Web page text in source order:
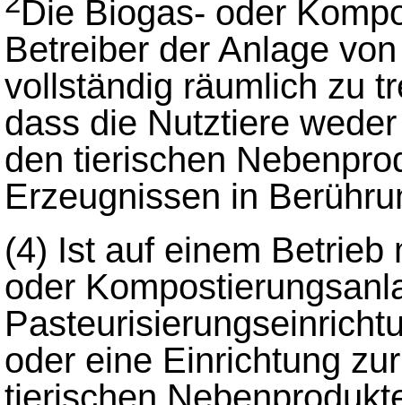
Die Biogas- oder
Betreiber der Anlage
vollständig räumlich zu
dass die Nutztiere
den tierischen
Erzeugnissen in
(4) Ist auf einem Betrieb
oder
oder eine Einrichtung